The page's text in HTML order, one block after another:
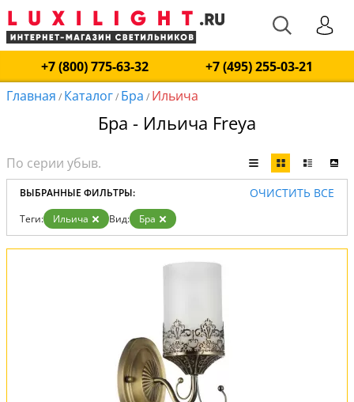
+7 (800) 775-63-32
+7 (495) 255-03-21
Главная / Каталог/ Бра / Ильича
Бра - Ильича Freya
ВЫБРАННЫЕ ФИЛЬТРЫ: ОЧИСТИТЬ ВСЕ
Теги: Ильича Вид: Бра